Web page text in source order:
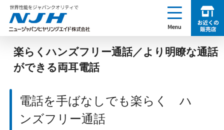
NJH ニュージャパンヒヤリングエイド株式会社
お近くの販売店を探す
楽らくハンズフリー通話／より明瞭な通話
ができる両耳電話
電話を手ばなしでも楽らく ハ
ンズフリー通話